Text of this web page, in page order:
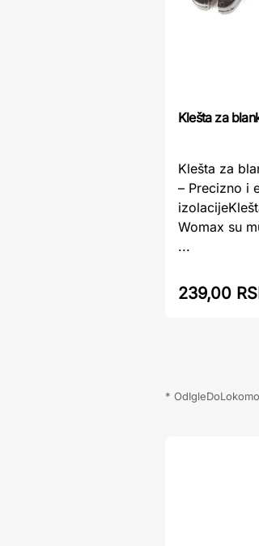
Klešta za
Klešta za
– Precizno i
Womax su
...
239,00
*